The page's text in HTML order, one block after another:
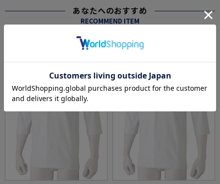
あなたへのおすすめ
RECOMMEND ITEM